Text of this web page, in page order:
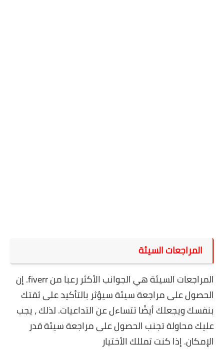
المراجعات السيئة
المراجعات السيئة هي الجوانب الأكثر رعبا من fiverr. إن
الحصول على مراجعة سيئة سيؤثر بالتأكيد على ثقتك
بنفسك ويجعلك أيضًا تتساءل عن التداعيات. لذلك ، يجب
عليك محاولة تجنب الحصول على مراجعة سيئة قدر
الإمكان. إذا كنت تمللك الأختيار